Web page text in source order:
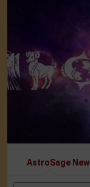
AstroSage